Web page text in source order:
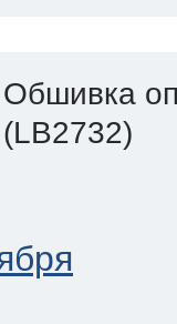
Обшивка
(LB2732)